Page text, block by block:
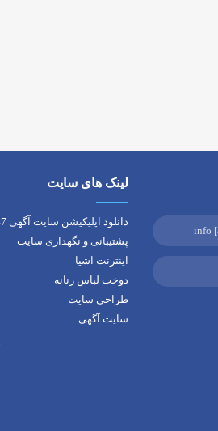
info
لینک های سایت
دانلود اپلیکیشن سایت آگهی 747
پشتیبانی و نگهداری سایت
اینترنت اشیا
دوخت لباس زنانه
طراحی سایت
سایت آگهی